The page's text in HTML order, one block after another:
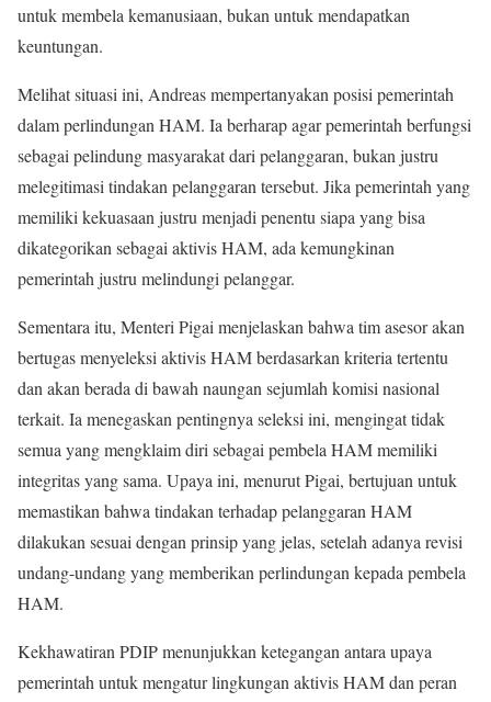
untuk membela kemanusiaan, bukan untuk mendapatkan
keuntungan.
Melihat situasi ini, Andreas mempertanyakan posisi pemerintah
dalam perlindungan HAM. Ia berharap agar pemerintah berfungsi
sebagai pelindung masyarakat dari pelanggaran, bukan justru
melegitimasi tindakan pelanggaran tersebut. Jika pemerintah yang
memiliki kekuasaan justru menjadi penentu siapa yang bisa
dikategorikan sebagai aktivis HAM, ada kemungkinan
pemerintah justru melindungi pelanggar.
Sementara itu, Menteri Pigai menjelaskan bahwa tim asesor akan
bertugas menyeleksi aktivis HAM berdasarkan kriteria tertentu
dan akan berada di bawah naungan sejumlah komisi nasional
terkait. Ia menegaskan pentingnya seleksi ini, mengingat tidak
semua yang mengklaim diri sebagai pembela HAM memiliki
integritas yang sama. Upaya ini, menurut Pigai, bertujuan untuk
memastikan bahwa tindakan terhadap pelanggaran HAM
dilakukan sesuai dengan prinsip yang jelas, setelah adanya revisi
undang-undang yang memberikan perlindungan kepada pembela
HAM.
Kekhawatiran PDIP menunjukkan ketegangan antara upaya
pemerintah untuk mengatur lingkungan aktivis HAM dan peran